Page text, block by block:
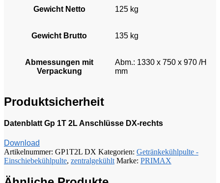
Gewicht Netto 125 kg
Gewicht Brutto 135 kg
Abmessungen mit
Verpackung
Abm.: 1330 x 750 x 970 /H
mm
Produktsicherheit
Datenblatt Gp 1T 2L Anschlüsse DX-rechts
Download
Artikelnummer: GP1T2L DX Kategorien: Getränkekühlpulte -
Einschiebekühlpulte, zentralgekühlt Marke: PRIMAX